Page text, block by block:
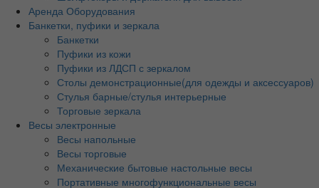
Аренда Оборудования
Банкетки, пуфики и зеркала
Банкетки
Пуфики из кожи
Пуфики из ЛДСП с зеркалом
Столы демонстрационные(для одежды и аксессуаров)
Стулья барные/стулья интерьерные
Торговые зеркала
Весы электронные
Весы напольные
Весы торговые
Механические бытовые настольные весы
Портативные многофункциональные весы